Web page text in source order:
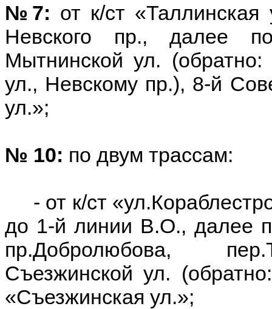
№7: от к/ст
Невского пр., далее
Мытнинской ул.
ул., Невскому пр.), 8-й
ул.»;
№ 10: по двум трассам:
- от к/ст
до 1-й линии В.О., далее
пр.Добролюбова,
Съезжинской ул.
«Съезжинская ул.»;